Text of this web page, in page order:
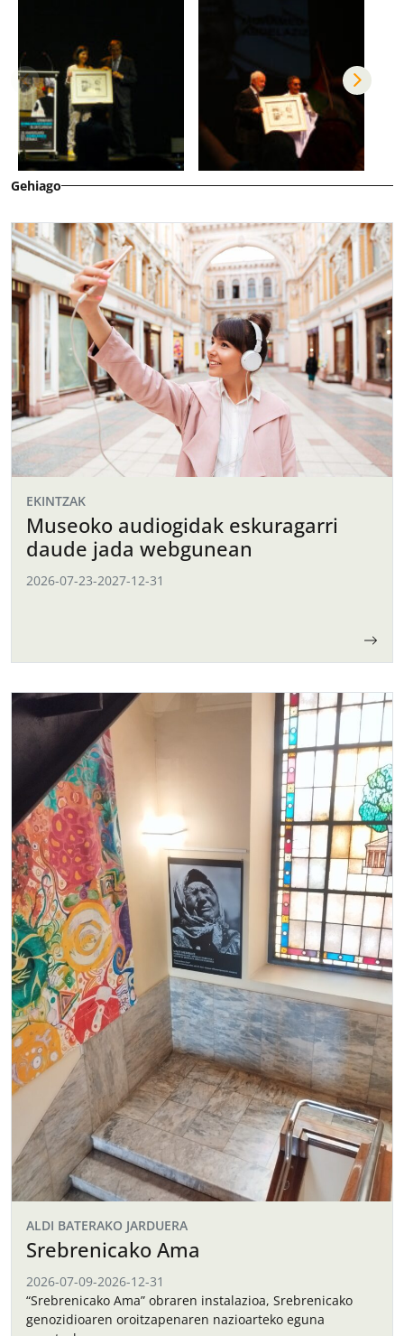
Gehiago
EKINTZAK
Museoko audiogidak eskuragarri
daude jada webgunean
2026-07-23-2027-12-31
ALDI BATERAKO JARDUERA
Srebrenicako Ama
2026-07-09-2026-12-31
“Srebrenicako Ama” obraren instalazioa, Srebrenicako
genozidioaren oroitzapenaren nazioarteko eguna